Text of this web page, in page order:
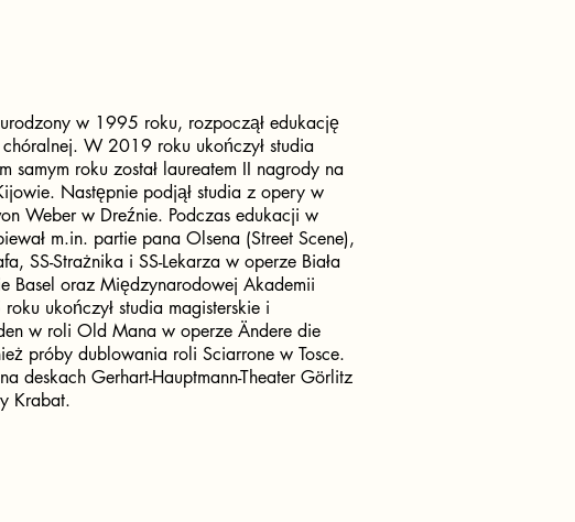
w 1995 roku, rozpoczął edukację
W 2019 roku ukończył studia
samym roku został laureatem II nagrody na
Następnie podjął studia z opery w
Weber w Dreźnie. Podczas edukacji w
m.in. partie pana Olsena (Street Scene),
SS-Strażnika i SS-Lekarza w operze Biała
Basel oraz Międzynarodowej Akademii
ukończył studia magisterskie i
w roli Old Mana w operze Ändere die
próby dublowania roli Sciarrone w Tosce.
deskach Gerhart-Hauptmann-Theater Görlitz
Krabat.